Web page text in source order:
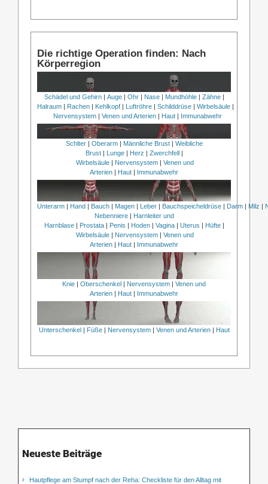
Die richtige Operation finden: Nach
Körperregion
Schädel und Gehirn| Auge| Ohr| Nase| Mundhöhle| Zähne|
Halraum | Rachen | Kehlkopf | Luftröhre | Schilddrüse | Wirbelsäule |
Nervensystem | Venen und Arterien | Haut | Immunabwehr
Schlter| Oberarm| Männliche Brust| Weibliche
Brust| Lunge| Herz | Zwerchfell|
Wirbelsäule | Nervensystem | Venen und
Arterien | Haut | Immunabwehr
Unterarm | Hand | Bauch | Magen | Leber | Bauchspeicheldrüse | Darm | Milz |
Nebenniere| Harnleiter und
Harnblase| Prostata| Penis | Hoden| Vagina| Uterus | Hüfte|
Wirbelsäule | Nervensystem | Venen und
Arterien | Haut | Immunabwehr
Knie | Oberschenkel | Nervensystem | Venen und
Arterien | Haut | Immunabwehr
Unterschenkel| Füße| Nervensystem| Venen und Arterien| Haut
Neueste Beiträge
Hautpflege am Stumpf nach der Reha: Checkliste für den Alltag mit